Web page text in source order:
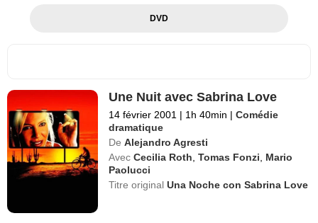
DVD
Une Nuit avec Sabrina Love
14 février 2001 | 1h 40min | Comédie
dramatique
De Alejandro Agresti
Avec Cecilia Roth ,Tomas Fonzi
Mario
Paolucci
Titre originalUna Noche con Sabrina Love